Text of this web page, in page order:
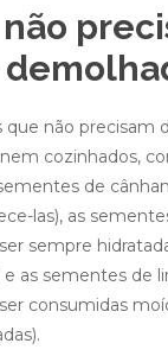
que não precisam
cozinhados,
de
las), as
sempre
as sementes de
consumidas